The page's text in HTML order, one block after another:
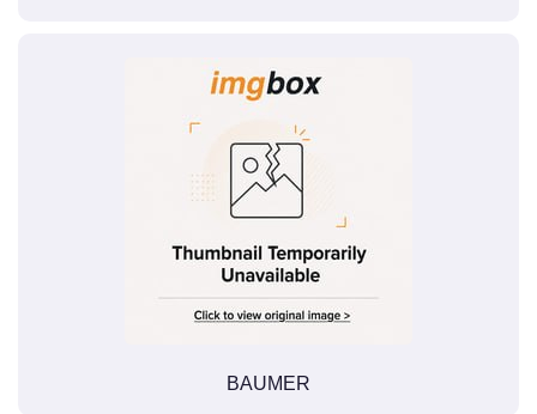
BAUMER